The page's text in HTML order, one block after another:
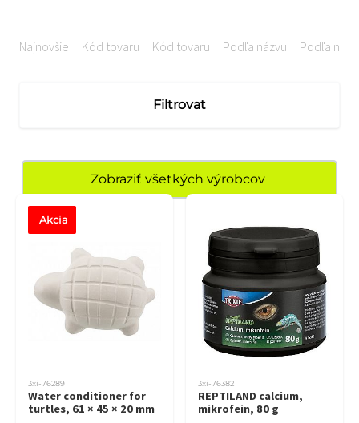
Najnovšie Kód tovaru Kód tovaru Podľa názvu Podľa
Filtrovat
Zobraziť všetkých výrobcov
Akcia
3xi-76289
Water conditioner for
turtles, 61 × 45 × 20 mm
3xi-76382
REPTILAND calcium,
mikrofein, 80 g